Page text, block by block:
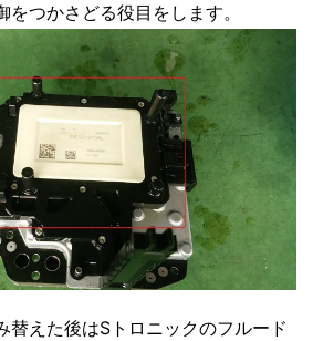
をつかさどる役目をします。
替えた後はSトロニックのフルード